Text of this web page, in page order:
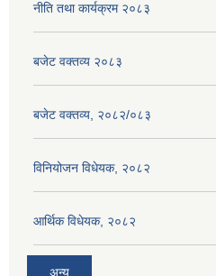
नीति तथा कार्यक्रम २०८३
बजेट वक्तव्य २०८३
बजेट वक्तव्य, २०८२/०८३
विनियोजन विधेयक, २०८२
आर्थिक विधेयक, २०८२
अन्य